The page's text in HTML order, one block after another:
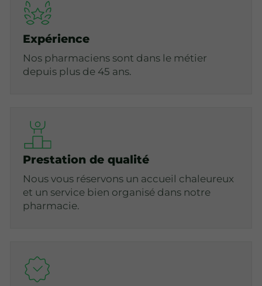
Expérience
Nos pharmaciens sont dans le métier
depuis plus de 45 ans.
Prestation de qualité
Nous vous réservons un accueil chaleureux
et un service bien organisé dans notre
pharmacie.